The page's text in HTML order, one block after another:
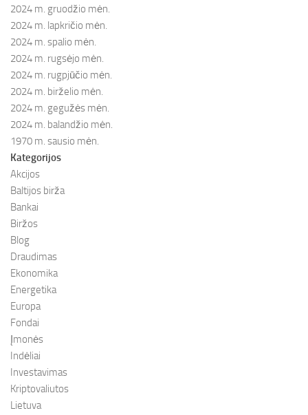
2024 m. gruodžio mėn.
2024 m. lapkričio mėn.
2024 m. spalio mėn.
2024 m. rugsėjo mėn.
2024 m. rugpjūčio mėn.
2024 m. birželio mėn.
2024 m. gegužės mėn.
2024 m. balandžio mėn.
1970 m. sausio mėn.
Kategorijos
Akcijos
Baltijos birža
Bankai
Biržos
Blog
Draudimas
Ekonomika
Energetika
Europa
Fondai
Įmonės
Indėliai
Investavimas
Kriptovaliutos
Lietuva